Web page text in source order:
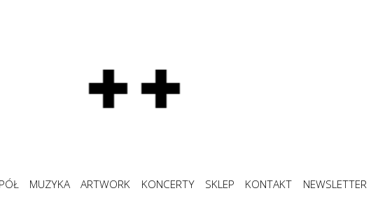
MUZYKA ARTWORK KONCERTY SKLEP KONTAKT NEWSLETTER